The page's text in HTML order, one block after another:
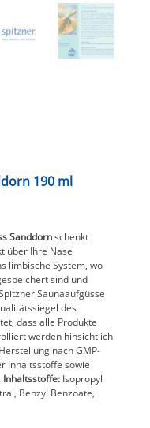
190 ml
Sanddornschenkt
über Ihre Nase
limbische System, wo
sind und
Saunaaufgüsse
des
dass alle Produkte
werden hinsichtlich
nach GMP-
Inhaltsstoffe sowie
Inhaltsstoffe:Isopropyl
Benzyl Benzoate,